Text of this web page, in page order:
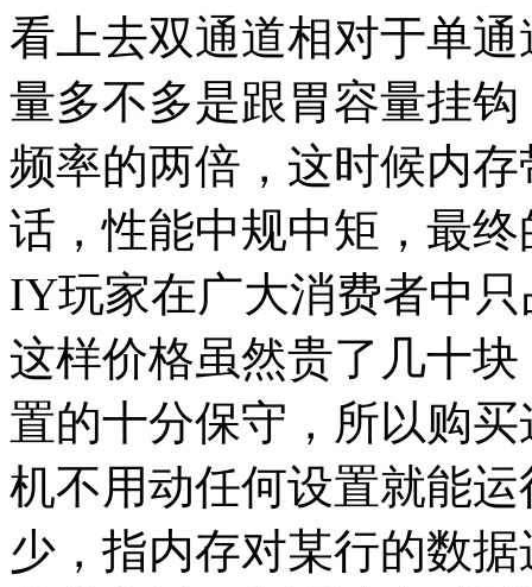
看上去双通道相对于单
量多不多是跟胃容量挂
频率的两倍，这时候内
话，性能中规中矩，最
IY玩家在广大消费者中
这样价格虽然贵了几十
置的十分保守，所以购
机不用动任何设置就能
少，指内存对某行的数